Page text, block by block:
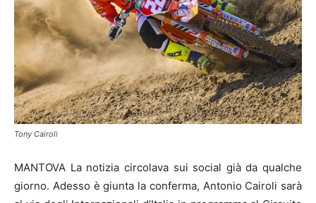
Tony Cairoli
MANTOVA La notizia circolava sui social già da qualche
giorno. Adesso è giunta la conferma, Antonio Cairoli sarà